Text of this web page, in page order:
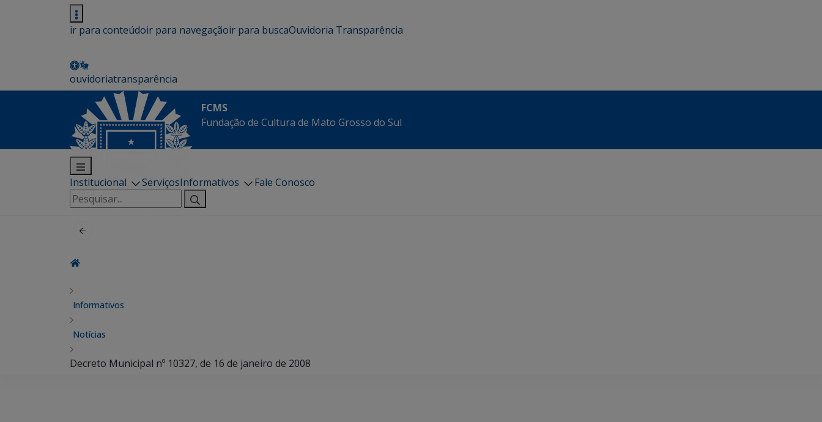
ir para conteúdoir para navegaçãoir para buscaOuvidoria Transparência
ouvidoriatransparência
FCMS
Fundação de Cultura de Mato Grosso do Sul
Institucional ServiçosInformativos
Fale Conosco
Pesquisar
por:
Informativos
Notícias
Decreto Municipal nº 10327, de 16 de janeiro de 2008